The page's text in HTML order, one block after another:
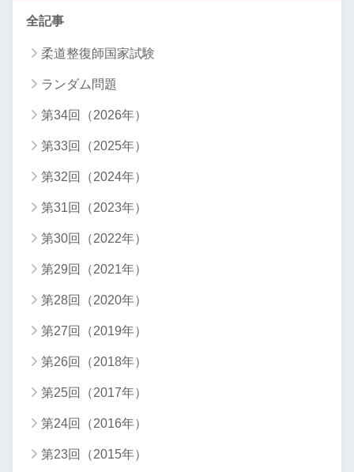
全記事
柔道整復師国家試験
ランダム問題
第34回（2026年）
第33回（2025年）
第32回（2024年）
第31回（2023年）
第30回（2022年）
第29回（2021年）
第28回（2020年）
第27回（2019年）
第26回（2018年）
第25回（2017年）
第24回（2016年）
第23回（2015年）